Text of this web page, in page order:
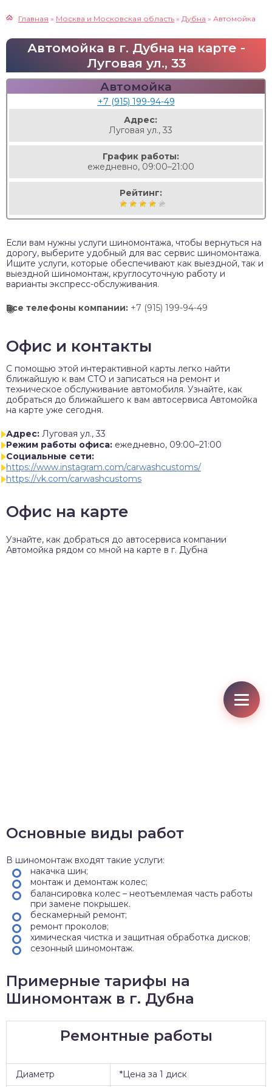
Главная » Москва и Московская область » Дубна » Автомойка
Автомойка в г. Дубна на карте -
Луговая ул., 33
Автомойка
+7 (915) 199-94-49
Адрес:
Луговая ул., 33
График работы:
ежедневно, 09:00–21:00
Рейтинг:
Если вам нужны услуги шиномонтажа, чтобы вернуться на
дорогу, выберите удобный для вас сервис шиномонтажа.
Ищите услуги, которые обеспечивают как выездной, так и
выездной шиномонтаж, круглосуточную работу и
варианты экспресс-обслуживания.
Все телефоны компании: +7 (915) 199-94-49
Офис и контакты
C помощью этой интерактивной карты легко найти
ближайшую к вам СТО и записаться на ремонт и
техническое обслуживание автомобиля. Узнайте, как
добраться до ближайшего к вам автосервиса Автомойка
на карте уже сегодня.
Адрес: Луговая ул., 33
Режим работы офиса: ежедневно, 09:00–21:00
Социальные сети:
https://www.instagram.com/carwashcustoms/
https://vk.com/carwashcustoms
Офис на карте
Узнайте, как добраться до автосервиса компании
Автомойка рядом со мной на карте в г. Дубна
Основные виды работ
В шиномонтаж входят такие услуги:
накачка шин;
монтаж и демонтаж колес;
балансировка колес – неотъемлемая часть работы
при замене покрышек.
бескамерный ремонт;
ремонт проколов;
химическая чистка и защитная обработка дисков;
сезонный шиномонтаж.
Примерные тарифы на
Шиномонтаж в г. Дубна
Ремонтные работы
Диаметр
*Цена за 1 диск